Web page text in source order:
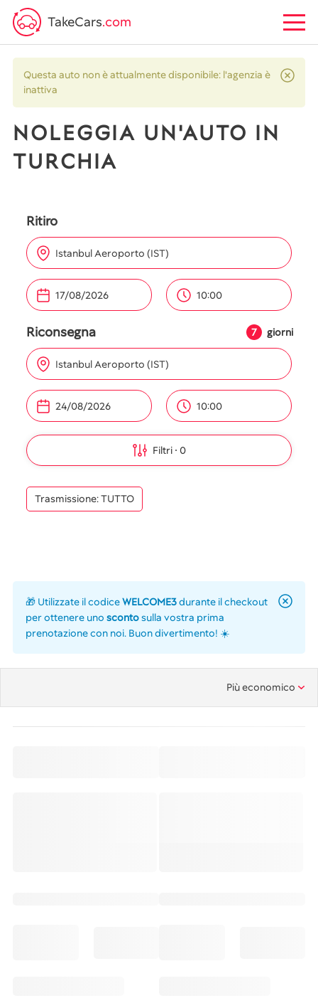
TakeCars.com
Questa auto non è attualmente disponibile: l'agenzia è
inattiva
NOLEGGIA UN'AUTO IN
TURCHIA
Ritiro
Istanbul Aeroporto (IST)
10:00
Riconsegna 7 giorni
Istanbul Aeroporto (IST)
10:00
Filtri 0
Trasmissione: TUTTO
🎁 Utilizzate il codiceWELCOME3durante il checkout
per ottenere uno scontosulla vostra prima
prenotazione con noi. Buon divertimento! ☀️
Più economico